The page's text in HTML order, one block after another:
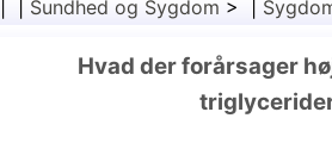
Sundhed
Sundhed og Sygdom > |
Hvad der forårsager